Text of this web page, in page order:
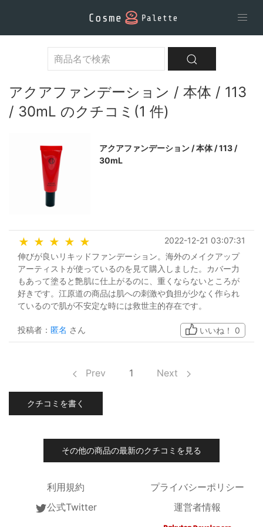
アクアファンデーション / 本体 / 113
/ 30mL のクチコミ(1 件)
アクアファンデーション / 本体 / 113 /
30mL
★ ★ ★ ★ ★
2022-12-21 03:07:31
伸びが良いリキッドファンデーション。海外のメイクアップ
アーティストが使っているのを見て購入しました。カバー力
もあって塗ると艶肌に仕上がるのに、重くならないところが
好きです。江原道の商品は肌への刺激や負担が少なく作られ
ているので肌が不安定な時には救世主的存在です。
投稿者： 匿名 さん いいね！ 0
Prev 1 Next
クチコミを書く
その他の商品の最新のクチコミを見る
利用規約
プライバシーポリシー
公式Twitter
運営者情報